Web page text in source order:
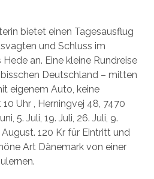
bietet einen Tagesausflug
und Schluss im
an. Eine kleine Rundreise
Deutschland – mitten
eigenem Auto, keine
Uhr , Herningvej 48, 7470
5. Juli, 19. Juli, 26. Juli, 9.
120 Kr für Eintritt und
Art Dänemark von einer